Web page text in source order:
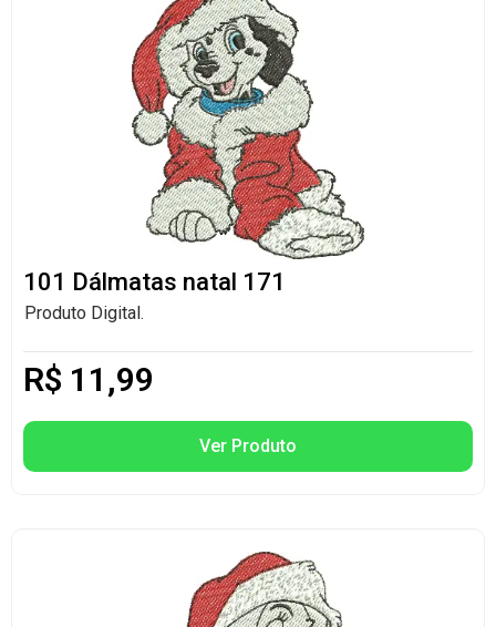
101 Dálmatas natal 171
Produto Digital.
R$ 11,99
Ver Produto